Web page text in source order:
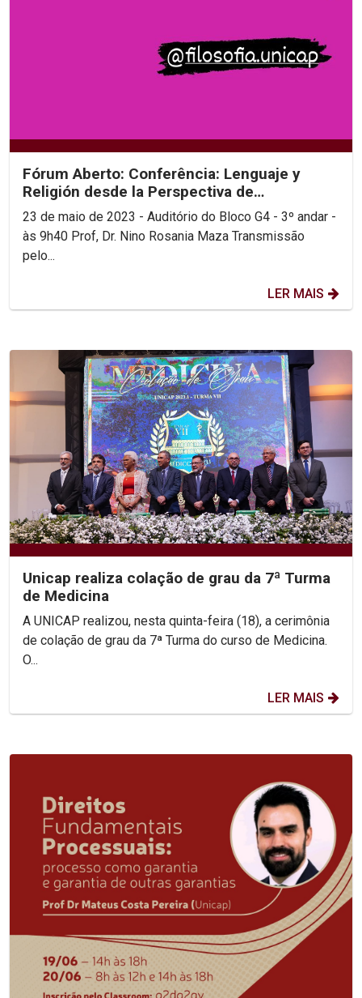
Fórum Aberto: Conferência: Lenguaje y
Religión desde la Perspectiva de
Wittgenstein
23 de maio de 2023 - Auditório do Bloco G4 - 3º andar -
às 9h40 Prof, Dr. Nino Rosania Maza Transmissão
pelo...
LER MAIS
Unicap realiza colação de grau da 7ª Turma
de Medicina
A UNICAP realizou, nesta quinta-feira (18), a cerimônia
de colação de grau da 7ª Turma do curso de Medicina.
O...
LER MAIS